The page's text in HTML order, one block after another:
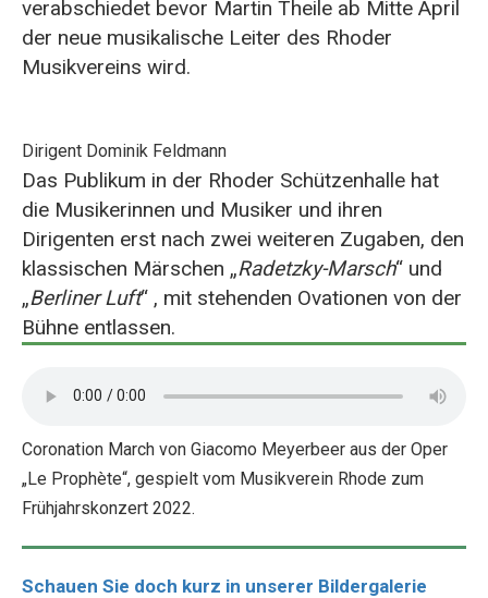
verabschiedet bevor Martin Theile ab Mitte April
der neue musikalische Leiter des Rhoder
Musikvereins wird.
Dirigent Dominik Feldmann
Das Publikum in der Rhoder Schützenhalle hat
die Musikerinnen und Musiker und ihren
Dirigenten erst nach zwei weiteren Zugaben, den
klassischen Märschen „Radetzky-Marsch“ und
„Berliner Luft“ , mit stehenden Ovationen von der
Bühne entlassen.
Coronation March von Giacomo Meyerbeer aus der Oper
„Le Prophète“, gespielt vom Musikverein Rhode zum
Frühjahrskonzert 2022.
Schauen Sie doch kurz in unserer Bildergalerie